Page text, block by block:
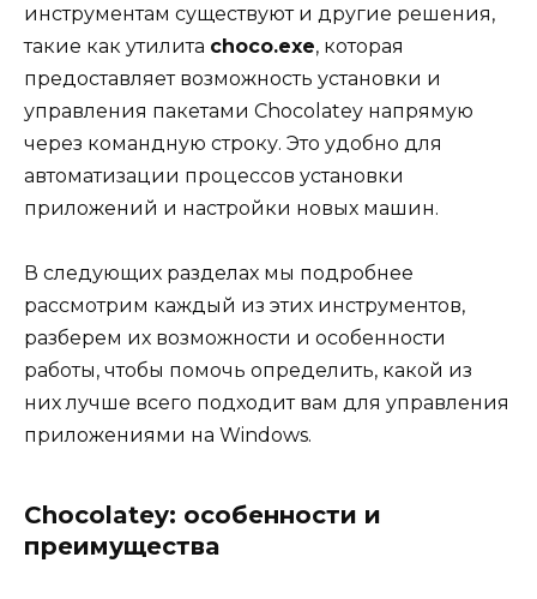
инструментам существуют и другие решения,
такие как утилита choco.exe, которая
предоставляет возможность установки и
управления пакетами Chocolatey напрямую
через командную строку. Это удобно для
автоматизации процессов установки
приложений и настройки новых машин.
В следующих разделах мы подробнее
рассмотрим каждый из этих инструментов,
разберем их возможности и особенности
работы, чтобы помочь определить, какой из
них лучше всего подходит вам для управления
приложениями на Windows.
Chocolatey: особенности и
преимущества